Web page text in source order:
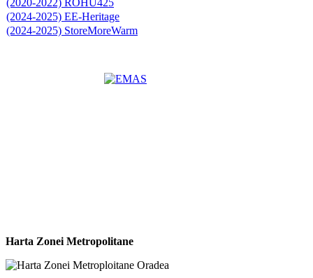
(2024-2025) EE-Heritage
(2024-2025) StoreMoreWarm
Harta Zonei Metropolitane